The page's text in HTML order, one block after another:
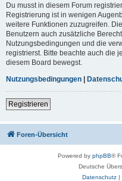
Du musst in diesem Forum
Registrierung ist in wenigen
weitere Funktionen zuzugreifen.
Benutzern auch zusätzliche
Nutzungsbedingungen und die
registrierst. Bitte beachte auch die
diesem Board bewegst.
Nutzungsbedingungen |
Registrieren
Foren-Übersicht
Powered by phpBB®
Deutsche
Datenschutz|